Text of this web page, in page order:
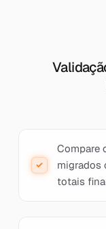
Compare
migrados
totais